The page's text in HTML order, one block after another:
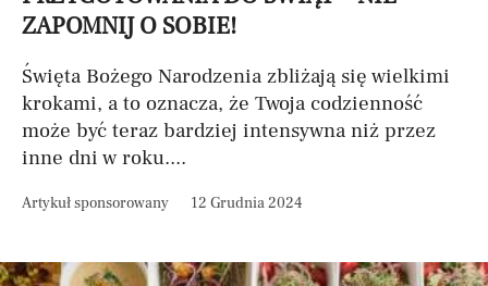
ZAPOMNIJ O SOBIE!
Święta Bożego Narodzenia zbliżają się wielkimi
krokami, a to oznacza, że Twoja codzienność
może być teraz bardziej intensywna niż przez
inne dni w roku....
Artykuł sponsorowany 12 Grudnia 2024